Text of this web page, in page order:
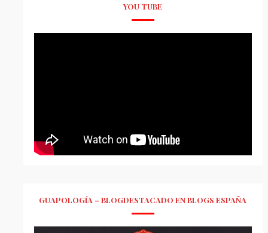
YOU TUBE
GUAPOLOGÍA – BLOGDESTACADO EN BLOGS ESPAÑA